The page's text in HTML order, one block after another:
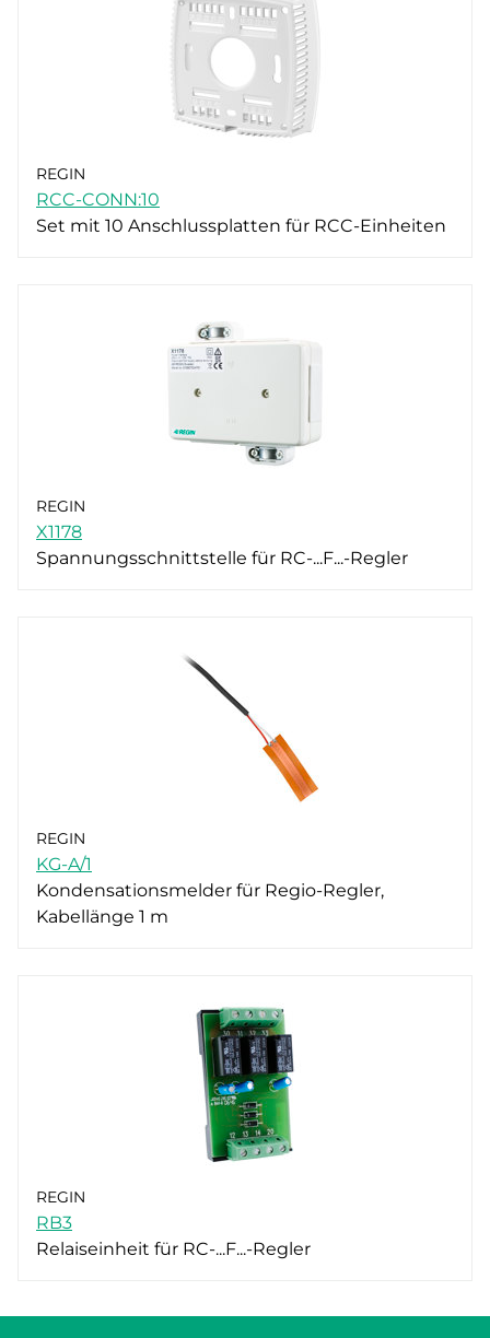
REGIN
RCC-CONN:10
Set mit 10 Anschlussplatten für RCC-Einheiten
REGIN
X1178
Spannungsschnittstelle für RC-...F...-Regler
REGIN
KG-A/1
Kondensationsmelder für Regio-Regler,
Kabellänge 1 m
REGIN
RB3
Relaiseinheit für RC-...F...-Regler